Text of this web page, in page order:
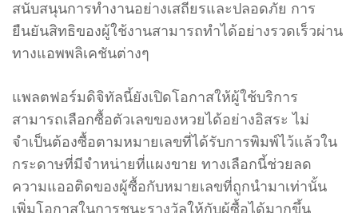
สนับสนุนการทำงานอย่างเสถียรและปลอดภัย การ
ยืนยันสิทธิของผู้ใช้งานสามารถทำได้อย่างรวดเร็วผ่าน
ทางแอพพลิเคชันต่างๆ
แพลตฟอร์มดิจิทัลนี้ยังเปิดโอกาสให้ผู้ใช้บริการ
สามารถเลือกซื้อตัวเลขของหวยได้อย่างอิสระ ไม่
จำเป็นต้องซื้อตามหมายเลขที่ได้รับการพิมพ์ไว้แล้วใน
กระดาษที่มีจำหน่ายที่แผงขาย ทางเลือกนี้ช่วยลด
ความแออติดของผู้ซื้อกับหมายเลขที่ถูกนำมาเท่านั้น
เพิ่มโอกาสในการชนะรางวัลให้กับผู้ซื้อได้มากขึ้น